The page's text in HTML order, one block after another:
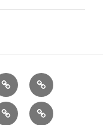
Médico
de
Família
Portugal
que
futuro?
PrefácioManuel